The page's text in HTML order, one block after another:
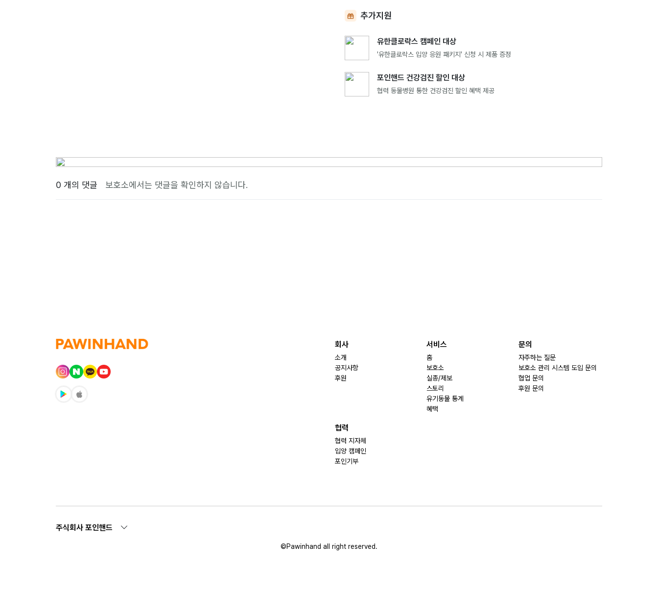
추가지원
유한클로락스 캠페인 대상
'유한클로락스 입양 응원 패키지' 신청 시 제품 증정
포인핸드 건강검진 할인 대상
협력 동물병원 통한 건강검진 할인 혜택 제공
0 개의 댓글 보호소에서는 댓글을 확인하지 않습니다.
회사
소개
공지사항
후원
서비스
홈
보호소
실종/제보
스토리
유기동물 통계
혜택
문의
자주하는 질문
보호소 관리 시스템 도입 문의
협업 문의
후원 문의
협력
협력 지자체
입양 캠페인
포인기부
주식회사 포인핸드
©Pawinhand all right reserved.